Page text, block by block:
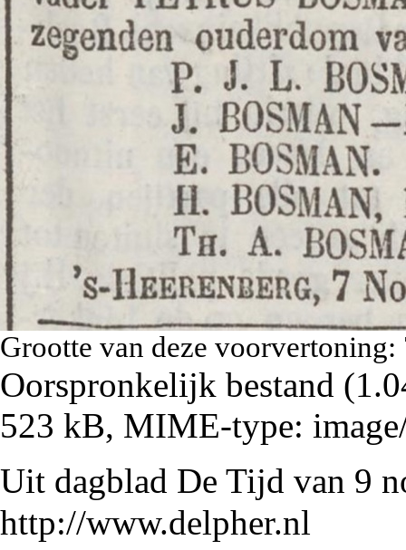
Grootte van deze voorvertoning:
Oorspronkelijk bestand
523 kB, MIME-type:
Uit dagblad De Tijd van 9
http://www.delpher.nl